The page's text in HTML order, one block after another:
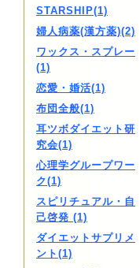
STARSHIP(1)
婦人病薬(漢方薬)(2)
ワックス・スプレー
(1)
恋愛・婚活(1)
布団全般(1)
耳ツボダイエット研
究会(1)
心理学グループワー
ク(1)
スピリチュアル・自
己啓発 (1)
ダイエットサプリメ
ント(1)